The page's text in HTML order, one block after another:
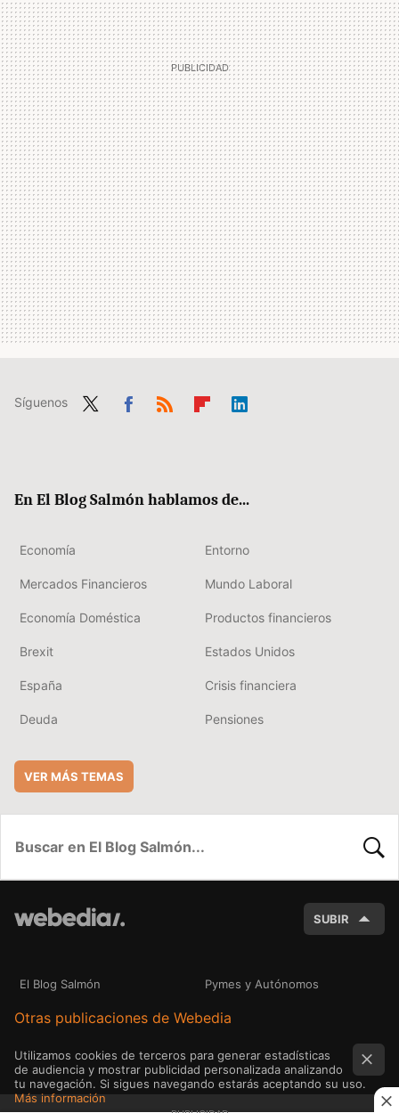
Síguenos
En El Blog Salmón hablamos de...
Economía Entorno
Mercados Financieros Mundo Laboral
Economía Doméstica Productos financieros
Brexit Estados Unidos
España Crisis financiera
Deuda Pensiones
VER MÁS TEMAS
SUBIR
El Blog Salmón Pymes y Autónomos
Otras publicaciones de Webedia
Utilizamos cookies de terceros para generar estadísticas
de audiencia y mostrar publicidad personalizada analizando
tu navegación. Si sigues navegando estarás aceptando su uso.
Más información